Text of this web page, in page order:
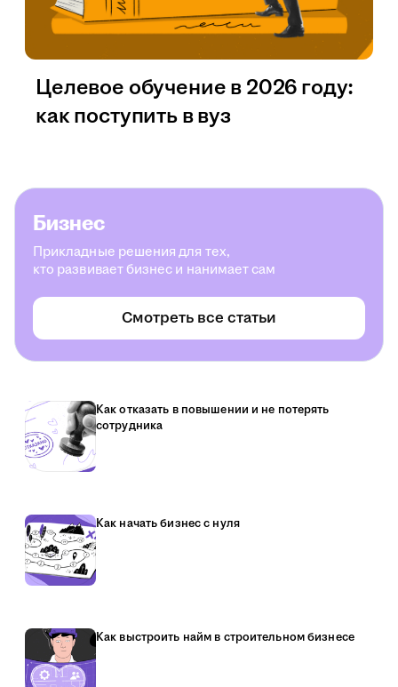
Целевое обучение в 2026 году:
как поступить в вуз
Бизнес
Прикладные решения для тех,
кто развивает бизнес и нанимает сам
Смотреть все статьи
Как отказать в повышении и не потерять
сотрудника
Как начать бизнес с нуля
Как выстроить найм в строительном бизнесе